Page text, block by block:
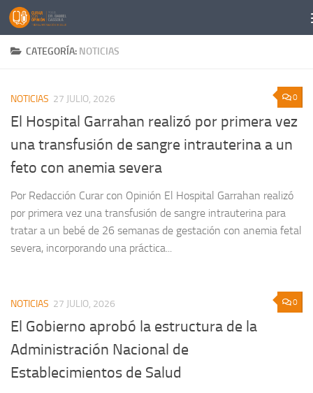
Saltar al contenido
CATEGORÍA: NOTICIAS
0
NOTICIAS 27 JULIO, 2026
El Hospital Garrahan realizó por primera vez
una transfusión de sangre intrauterina a un
feto con anemia severa
Por Redacción Curar con Opinión El Hospital Garrahan realizó
por primera vez una transfusión de sangre intrauterina para
tratar a un bebé de 26 semanas de gestación con anemia fetal
severa, incorporando una práctica...
0
NOTICIAS 27 JULIO, 2026
El Gobierno aprobó la estructura de la
Administración Nacional de
Establecimientos de Salud